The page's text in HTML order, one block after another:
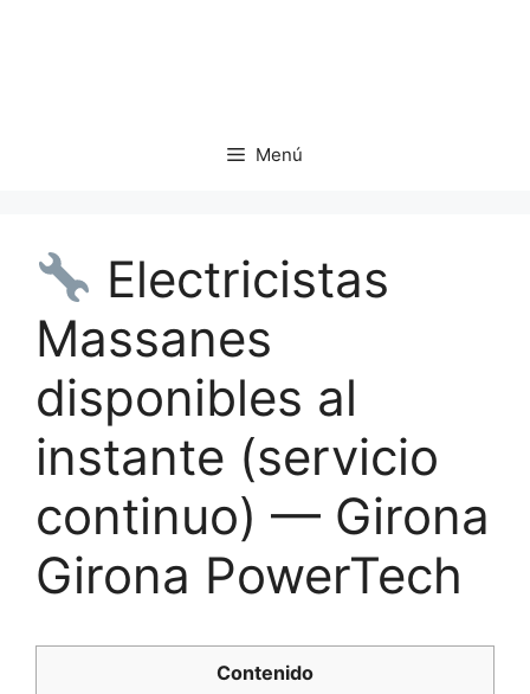
Menú
Electricistas
Massanes
disponibles al
instante (servicio
continuo) — Girona
Girona PowerTech
Contenido